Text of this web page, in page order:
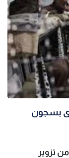
أسرى بسجون
تزوير